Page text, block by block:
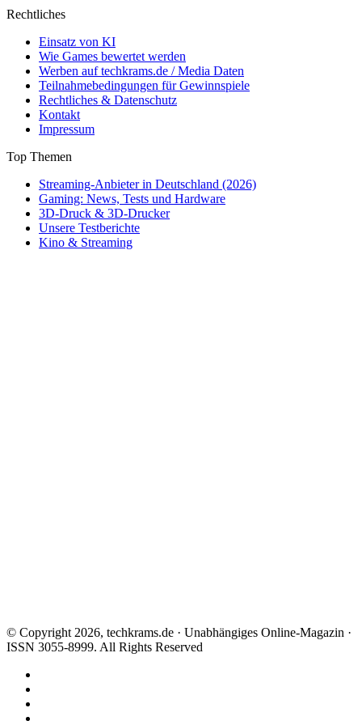
Rechtliches
Einsatz von KI
Wie Games bewertet werden
Werben auf techkrams.de / Media Daten
Teilnahmebedingungen für Gewinnspiele
Rechtliches & Datenschutz
Kontakt
Impressum
Top Themen
Streaming-Anbieter in Deutschland (2026)
Gaming: News, Tests und Hardware
3D-Druck & 3D-Drucker
Unsere Testberichte
Kino & Streaming
© Copyright 2026, techkrams.de · Unabhängiges Online-Magazin ·
ISSN 3055-8999. All Rights Reserved